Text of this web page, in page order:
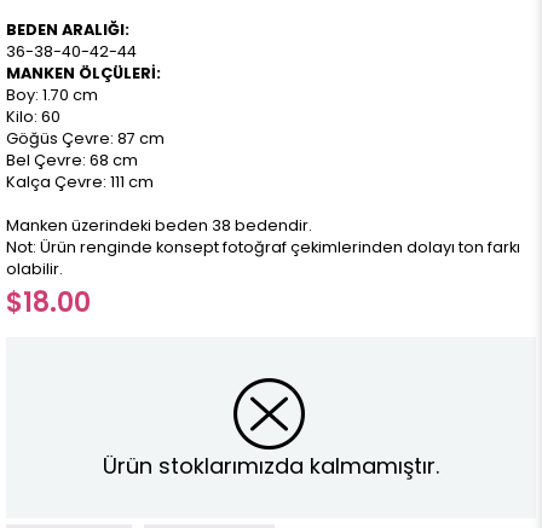
BEDEN ARALIĞI:
36-38-40-42-44
MANKEN ÖLÇÜLERİ:
Boy: 1.70 cm
Kilo: 60
Göğüs Çevre: 87 cm
Bel Çevre: 68 cm
Kalça Çevre: 111 cm
Manken üzerindeki beden 38 bedendir.
Not: Ürün renginde konsept fotoğraf çekimlerinden dolayı ton farkı
olabilir.
$18.00
Ürün stoklarımızda kalmamıştır.